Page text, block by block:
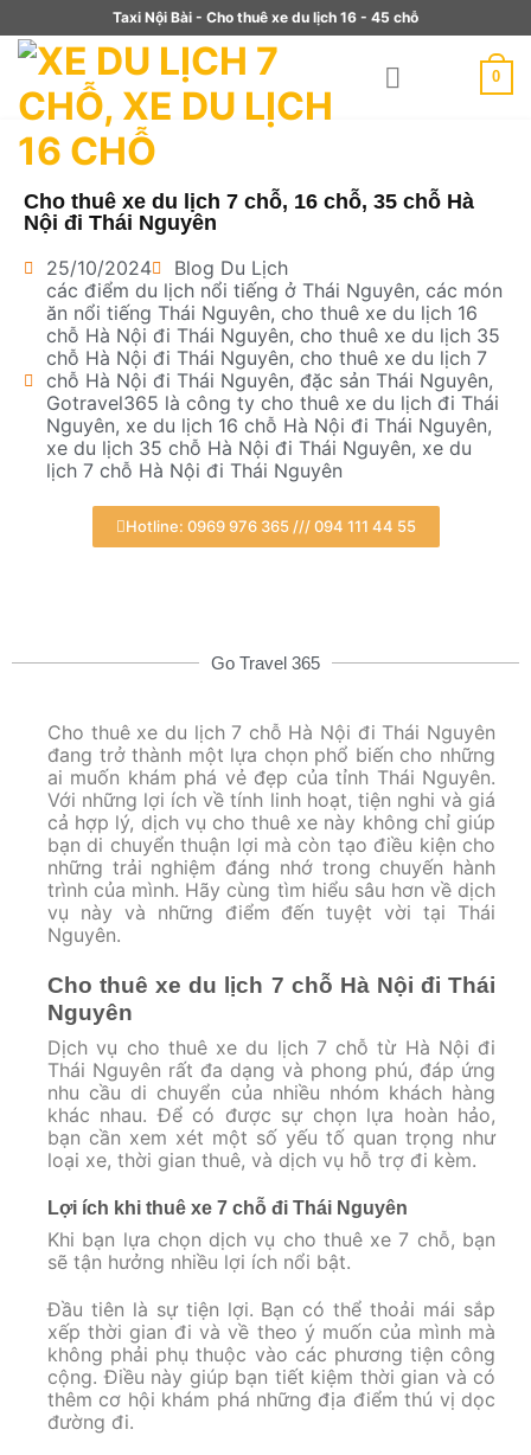
Taxi Nội Bài - Cho thuê xe du lịch 16 - 45 chỗ
0
Cho thuê xe du lịch 7 chỗ, 16 chỗ, 35 chỗ Hà
Nội đi Thái Nguyên
25/10/2024
Blog Du Lịch
các điểm du lịch nổi tiếng ở Thái Nguyên, các món
ăn nổi tiếng Thái Nguyên, cho thuê xe du lịch 16
chỗ Hà Nội đi Thái Nguyên, cho thuê xe du lịch 35
chỗ Hà Nội đi Thái Nguyên, cho thuê xe du lịch 7
chỗ Hà Nội đi Thái Nguyên, đặc sản Thái Nguyên,
Gotravel365 là công ty cho thuê xe du lịch đi Thái
Nguyên, xe du lịch 16 chỗ Hà Nội đi Thái Nguyên,
xe du lịch 35 chỗ Hà Nội đi Thái Nguyên, xe du
lịch 7 chỗ Hà Nội đi Thái Nguyên
Hotline: 0969 976 365 /// 094 111 44 55
Go Travel 365
Cho thuê xe du lịch 7 chỗ Hà Nội đi Thái Nguyên
đang trở thành một lựa chọn phổ biến cho những
ai muốn khám phá vẻ đẹp của tỉnh Thái Nguyên.
Với những lợi ích về tính linh hoạt, tiện nghi và giá
cả hợp lý, dịch vụ cho thuê xe này không chỉ giúp
bạn di chuyển thuận lợi mà còn tạo điều kiện cho
những trải nghiệm đáng nhớ trong chuyến hành
trình của mình. Hãy cùng tìm hiểu sâu hơn về dịch
vụ này và những điểm đến tuyệt vời tại Thái
Nguyên.
Cho thuê xe du lịch 7 chỗ Hà Nội đi Thái
Nguyên
Dịch vụ cho thuê xe du lịch 7 chỗ từ Hà Nội đi
Thái Nguyên rất đa dạng và phong phú, đáp ứng
nhu cầu di chuyển của nhiều nhóm khách hàng
khác nhau. Để có được sự chọn lựa hoàn hảo,
bạn cần xem xét một số yếu tố quan trọng như
loại xe, thời gian thuê, và dịch vụ hỗ trợ đi kèm.
Lợi ích khi thuê xe 7 chỗ đi Thái Nguyên
Khi bạn lựa chọn dịch vụ cho thuê xe 7 chỗ, bạn
sẽ tận hưởng nhiều lợi ích nổi bật.
Đầu tiên là sự tiện lợi. Bạn có thể thoải mái sắp
xếp thời gian đi và về theo ý muốn của mình mà
không phải phụ thuộc vào các phương tiện công
cộng. Điều này giúp bạn tiết kiệm thời gian và có
thêm cơ hội khám phá những địa điểm thú vị dọc
đường đi.